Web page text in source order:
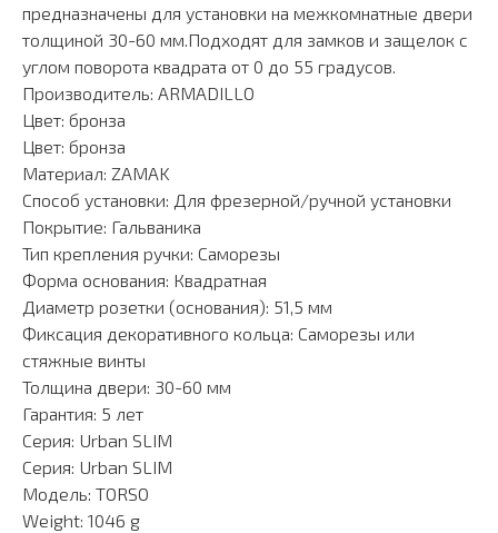
предназначены для установки на межкомнатные двери
толщиной 30-60 мм.Подходят для замков и защелок с
углом поворота квадрата от 0 до 55 градусов.
Производитель: ARMADILLO
Цвет: бронза
Цвет: бронза
Материал: ZAMAK
Способ установки: Для фрезерной/ручной установки
Покрытие: Гальваника
Тип крепления ручки: Саморезы
Форма основания: Квадратная
Диаметр розетки (основания): 51,5 мм
Фиксация декоративного кольца: Саморезы или
стяжные винты
Толщина двери: 30-60 мм
Гарантия: 5 лет
Серия: Urban SLIM
Серия: Urban SLIM
Модель: TORSO
Weight: 1046 g